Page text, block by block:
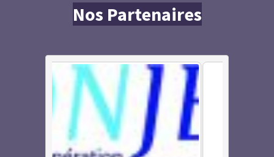
Nos Partenaires